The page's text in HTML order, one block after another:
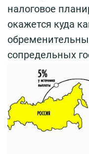
налоговое
окажется куда
сопредельных